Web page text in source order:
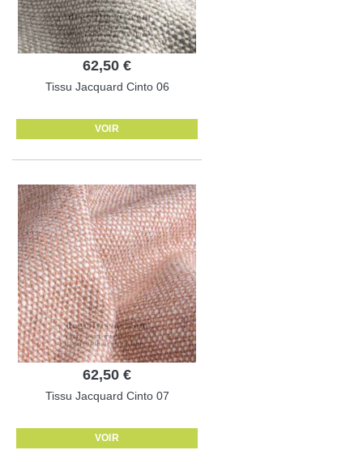
62,50 €
Tissu Jacquard Cinto 06
VOIR
62,50 €
Tissu Jacquard Cinto 07
VOIR